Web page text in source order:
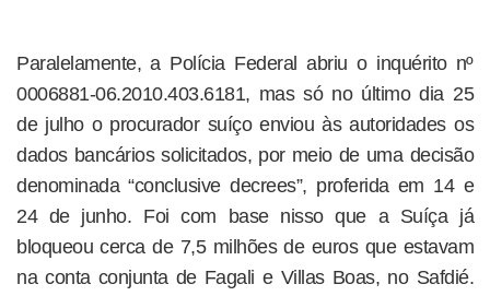
Paralelamente, a Polícia Federal abriu o inquérito nº
0006881-06.2010.403.6181, mas só no último dia 25
de julho o procurador suíço enviou às autoridades os
dados bancários solicitados, por meio de uma decisão
denominada “conclusive decrees”, proferida em 14 e
24 de junho. Foi com base nisso que a Suíça já
bloqueou cerca de 7,5 milhões de euros que estavam
na conta conjunta de Fagali e Villas Boas, no Safdié.